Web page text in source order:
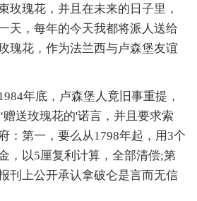
玫瑰花，并且在未来的日子里，
天，每年的今天我都将派人送给
瑰花，作为法兰西与卢森堡友谊
年底，卢森堡人竟旧事重提，
送玫瑰花的'诺言，并且要求索
：第一，要么从1798年起，用3个
，以5厘复利计算，全部清偿;第
刊上公开承认拿破仑是言而无信